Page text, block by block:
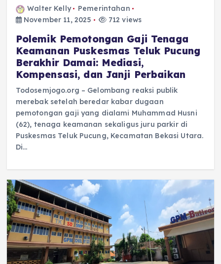
Walter Kelly
Pemerintahan
November 11, 2025
712 views
Polemik Pemotongan Gaji Tenaga
Keamanan Puskesmas Teluk Pucung
Berakhir Damai: Mediasi,
Kompensasi, dan Janji Perbaikan
Todosemjogo.org – Gelombang reaksi publik
merebak setelah beredar kabar dugaan
pemotongan gaji yang dialami Muhammad Husni
(62), tenaga keamanan sekaligus juru parkir di
Puskesmas Teluk Pucung, Kecamatan Bekasi Utara.
Di…